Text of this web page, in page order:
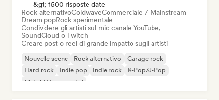
&gt; 1500 risposte date
Rock alternativoColdwaveCommerciale / Mainstream
Dream popRock sperimentale
Condividere gli artisti sul mio canale YouTube,
SoundCloud o Twitch
Creare post o reel di grande impatto sugli artisti
Nouvelle scene Rock alternativo
Garage rock
Hard rock
Indie pop Indie rock
K-Pop/J-Pop
Metal / Heavy metal